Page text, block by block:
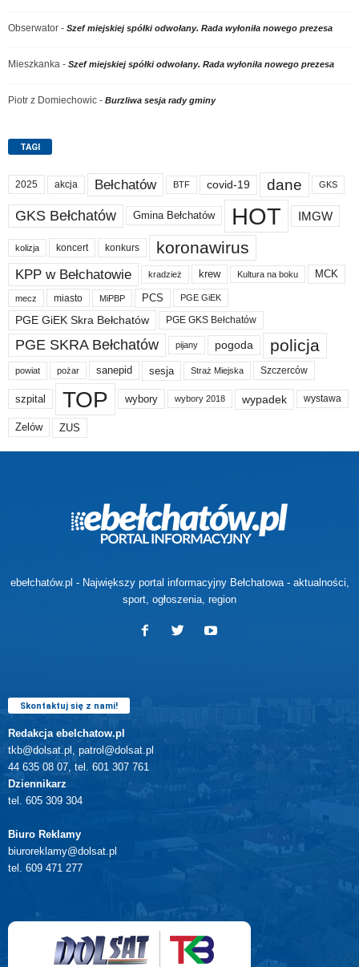
Obserwator - Szef miejskiej spółki odwołany. Rada wyłoniła nowego prezesa
Mieszkanka - Szef miejskiej spółki odwołany. Rada wyłoniła nowego prezesa
Piotr z Domiechowic - Burzliwa sesja rady gminy
TAGI
2025 akcja Bełchatów BTF covid-19 dane GKS
GKS Bełchatów Gmina Bełchatów HOT IMGW
kolizja koncert konkurs koronawirus
KPP w Bełchatowie kradzież krew Kultura na boku MCK
mecz miasto MiPBP PCS PGE GiEK
PGE GiEK Skra Bełchatów PGE GKS Bełchatów
PGE SKRA Bełchatów pijany pogoda policja
powiat pożar sanepid sesja Straż Miejska Szczerców
szpital TOP wybory wybory 2018 wypadek wystawa
Zelów ZUS
ebełchatów.pl - Największy portal informacyjny Bełchatowa - aktualności,
sport, ogłoszenia, region
Skontaktuj się z nami!
Redakcja ebelchatow.pl
tkb@dolsat.pl, patrol@dolsat.pl
44 635 08 07, tel. 601 307 761
Dziennikarz
tel. 605 309 304
Biuro Reklamy
biuroreklamy@dolsat.pl
tel. 609 471 277